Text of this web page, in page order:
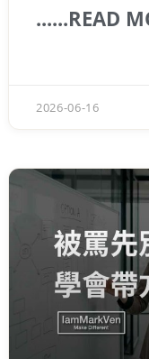
大家卻常常愣住
......READ
2026-06-16